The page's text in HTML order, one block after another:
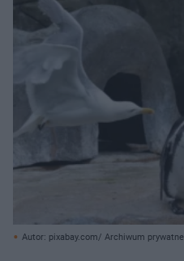
Autor: pixabay.com/ Archiwum prywatne